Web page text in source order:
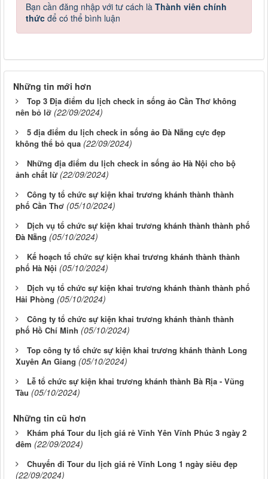
Bạn cần đăng nhập với tư cách là Thành viên chính
thức để có thể bình luận
Những tin mới hơn
Top 3 Địa điểm du lịch check in sống ảo Cần Thơ không
nên bỏ lỡ (22/09/2024)
5 địa điểm du lịch check in sống ảo Đà Nẵng cực đẹp
không thể bỏ qua (22/09/2024)
Những địa điểm du lịch check in sống ảo Hà Nội cho bộ
ảnh chất lừ (22/09/2024)
Công ty tổ chức sự kiện khai trương khánh thành thành
phố Cần Thơ (05/10/2024)
Dịch vụ tổ chức sự kiện khai trương khánh thành thành phố
Đà Nẵng (05/10/2024)
Kế hoạch tổ chức sự kiện khai trương khánh thành thành
phố Hà Nội (05/10/2024)
Dịch vụ tổ chức sự kiện khai trương khánh thành thành phố
Hải Phòng (05/10/2024)
Công ty tổ chức sự kiện khai trương khánh thành thành
phố Hồ Chí Minh (05/10/2024)
Top công ty tổ chức sự kiện khai trương khánh thành Long
Xuyên An Giang (05/10/2024)
Lễ tổ chức sự kiện khai trương khánh thành Bà Rịa - Vũng
Tàu (05/10/2024)
Những tin cũ hơn
Khám phá Tour du lịch giá rẻ Vĩnh Yên Vĩnh Phúc 3 ngày 2
đêm (22/09/2024)
Chuyến đi Tour du lịch giá rẻ Vĩnh Long 1 ngày siêu đẹp
(22/09/2024)